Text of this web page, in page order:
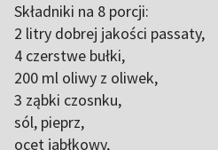
Składniki na 8 porcji:
2 litry dobrej jakości passaty,
4 czerstwe bułki,
200 ml oliwy z oliwek,
3 ząbki czosnku,
sól, pieprz,
ocet jabłkowy,